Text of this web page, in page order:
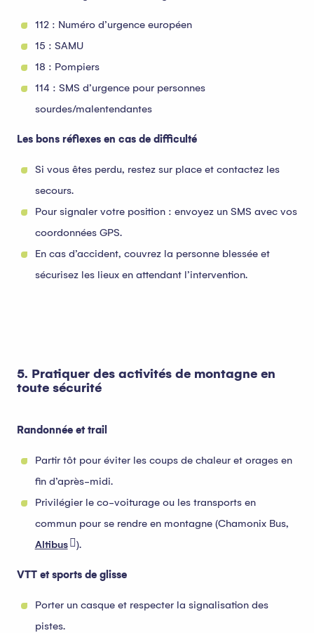
112 : Numéro d’urgence européen
15 : SAMU
18 : Pompiers
114 : SMS d’urgence pour personnes
sourdes/malentendantes
Les bons réflexes en cas de difficulté
Si vous êtes perdu, restez sur place et contactez les
secours.
Pour signaler votre position : envoyez un SMS avec vos
coordonnées GPS.
En cas d’accident, couvrez la personne blessée et
sécurisez les lieux en attendant l’intervention.
5. Pratiquer des activités de montagne en
toute sécurité
Randonnée et trail
Partir tôt pour éviter les coups de chaleur et orages en
fin d’après-midi.
Privilégier le co-voiturage ou les transports en
commun pour se rendre en montagne (Chamonix Bus,
Altibus
).
VTT et sports de glisse
Porter un casque et respecter la signalisation des
pistes.